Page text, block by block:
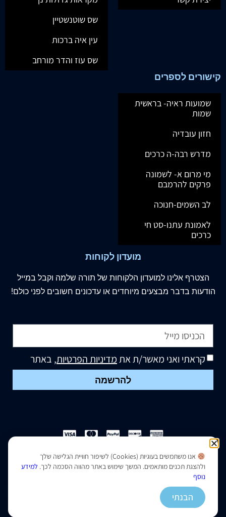
שס שוטנשטיין
עין איה ברכות
שס עוז והדר מורחב
קישורים לספרים
שמועות ראיה- בראשית
שמות
חזון עובדיה
מדרש רבה-ה כרכים
מי מרום א- לשמונה
פרקים להרמבם
לב השמים-חנוכה
לאמונת עתנו-סט חי
כרכים
מועדון לקוחות
הצטרף אלינו למועדון הלקוחות של תורה שלמה וקבל במייל
הודעות בדבר מבצעים מיוחדים או עדכונים חשובים לפני כולם!
קראתי ואני מאשר/ת אתמדיניות הפרטיות, באתר
להרשמה
הצהרת נגישות|מדיניות פרטיות
נבנה ועוצב על ידי –
אנו משתמשים בעוגיות (Cookies) לשיפור חוויית הגלישה שלך
ולהצגת תכנים מותאמים. המשך שימוש באתר מהווה הסכמה לכך. למידע
נוסף
הבנתי